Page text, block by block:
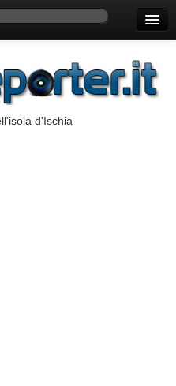
d'Ischia